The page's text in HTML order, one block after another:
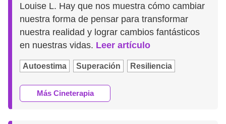
Louise L. Hay que nos muestra cómo cambiar
nuestra forma de pensar para transformar
nuestra realidad y lograr cambios fantásticos
en nuestras vidas. Leer artículo
Autoestima Superación Resiliencia
Más Cineterapia